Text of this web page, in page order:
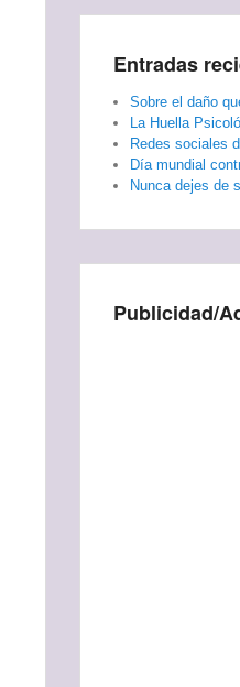
Entradas
Sobre el daño
La Huella
Redes sociales
Día mundial
Nunca dejes de
Publicidad/